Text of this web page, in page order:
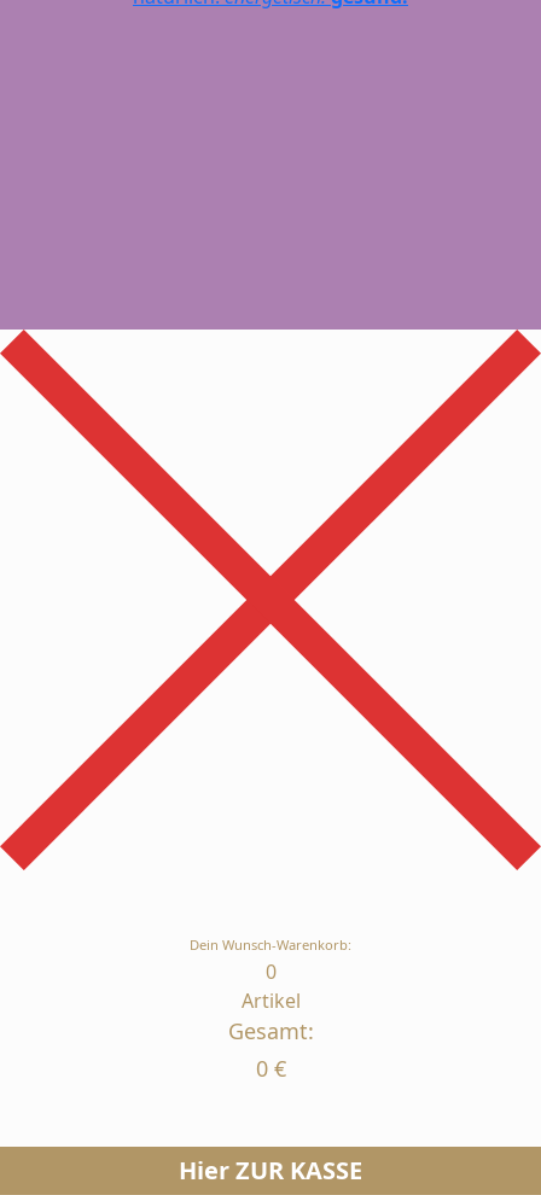
Dein Wunsch-Warenkorb:
0
Artikel
Gesamt:
0 €
Hier ZUR KASSE